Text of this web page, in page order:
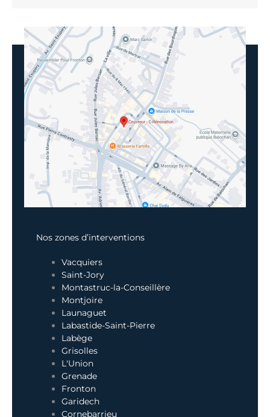
Nos zones d’interventions
Vacquiers
Saint-Jory
Montastruc-la-Conseillère
Montjoire
Launaguet
Labastide-Saint-Pierre
Labège
Grisolles
L'Union
Grenade
Fronton
Garidech
Cornebarrieu